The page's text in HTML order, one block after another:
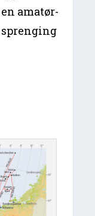
amatør-